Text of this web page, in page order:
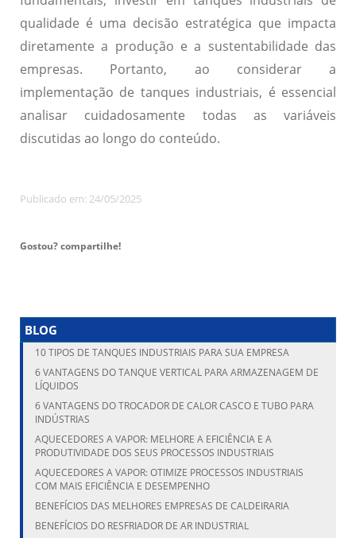
qualidade é uma decisão estratégica que impacta
diretamente a produção e a sustentabilidade das
empresas. Portanto, ao considerar a
implementação de tanques industriais, é essencial
analisar cuidadosamente todas as variáveis
discutidas ao longo do conteúdo.
Publicado em: 24/05/2025
Gostou? compartilhe!
BLOG
10 TIPOS DE TANQUES INDUSTRIAIS PARA SUA EMPRESA
6 VANTAGENS DO TANQUE VERTICAL PARA ARMAZENAGEM DE
LÍQUIDOS
6 VANTAGENS DO TROCADOR DE CALOR CASCO E TUBO PARA
INDÚSTRIAS
AQUECEDORES A VAPOR: MELHORE A EFICIÊNCIA E A
PRODUTIVIDADE DOS SEUS PROCESSOS INDUSTRIAIS
AQUECEDORES A VAPOR: OTIMIZE PROCESSOS INDUSTRIAIS
COM MAIS EFICIÊNCIA E DESEMPENHO
BENEFÍCIOS DAS MELHORES EMPRESAS DE CALDEIRARIA
BENEFÍCIOS DO RESFRIADOR DE AR INDUSTRIAL